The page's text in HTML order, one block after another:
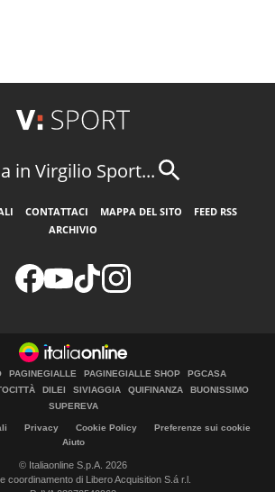
in Virgilio Sport...
CONTATTACI MAPPA DEL SITO
FEED RSS
ARCHIVIO
PAGINEGIALLE PAGINEGIALLE SHOP
PGCASA
DILEI SIVIAGGIA QUIFINANZA
BUONISSIMO
SUPEREVA
Privacy Cookie Policy
Preferenze sui cookie
Aiuto
© Italiaonline S.p.A. 2026
coordinamento di Libero Acquisition S.á r.l.